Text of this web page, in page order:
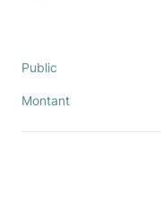
Public
Montant